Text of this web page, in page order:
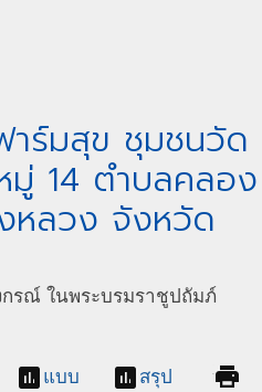
าร์มสุข ชุมชนวัด
14 ตำบลคลอง
หลวง จังหวัด
รณ์ ในพระบรมราชูปถัมภ์
assessment แบบ
assessment สรุป
print